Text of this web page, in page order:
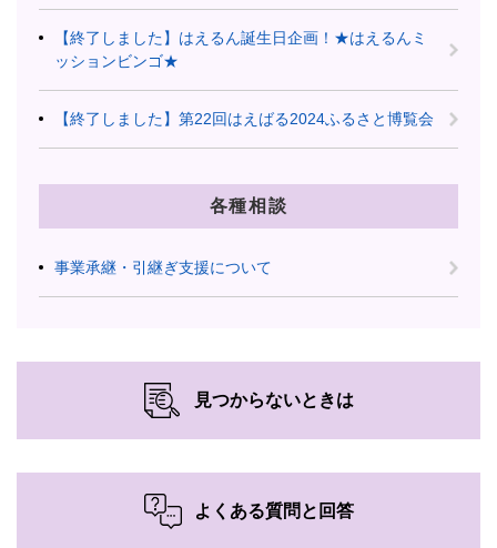
【終了しました】はえるん誕生日企画！★はえるんミ
ッションビンゴ★
【終了しました】第22回はえばる2024ふるさと博覧会
各種相談
事業承継・引継ぎ支援について
見つからないときは
よくある質問と回答